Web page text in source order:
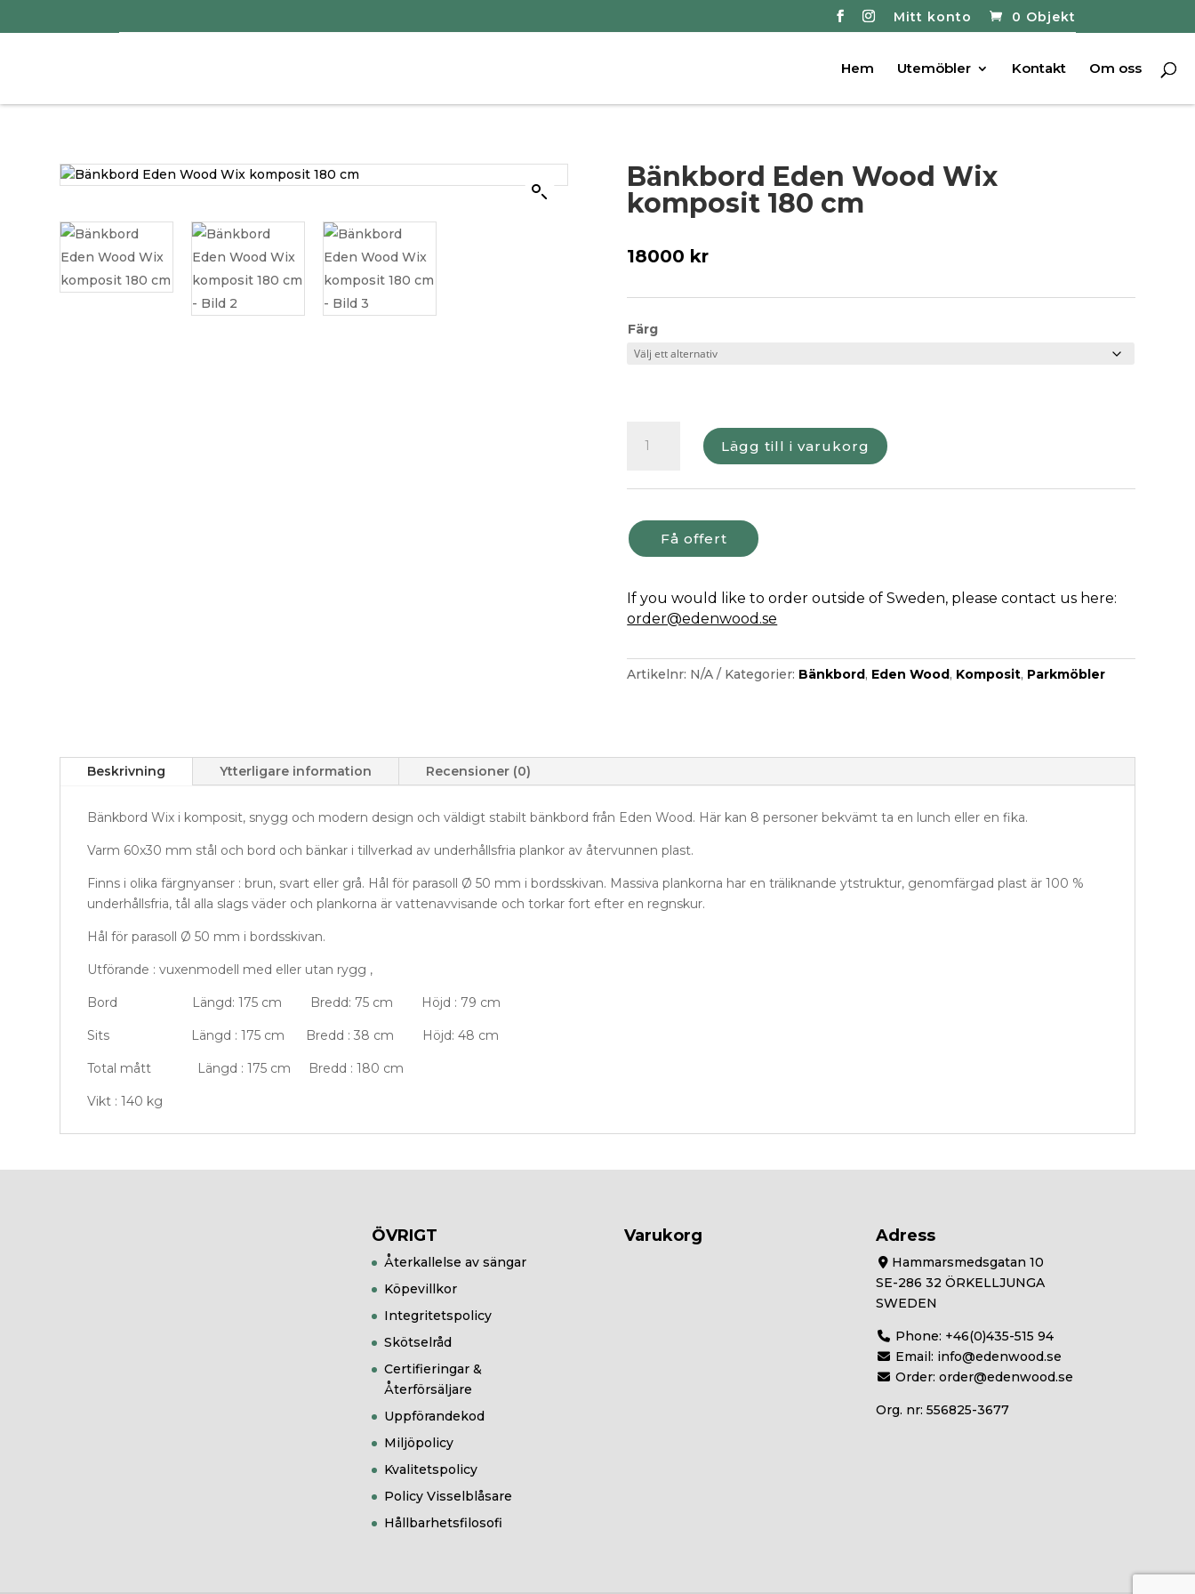
Mitt konto 0 Objekt
Hem Utemöbler Kontakt Om oss
Bänkbord Eden Wood Wix
komposit 180 cm
18000 kr
Färg
Eden
Wix
180
cm
Lägg till i varukorg
Få offert
If you would like to order outside of Sweden, please contact us here:
order@edenwood.se
Artikelnr: N/A Kategorier: Bänkbord , Eden Wood , Komposit, Parkmöbler
Beskrivning Ytterligare information Recensioner (0)
Bänkbord Wix i komposit, snygg och modern design och väldigt stabilt bänkbord från Eden Wood. Här kan 8 personer bekvämt ta en lunch eller en fika.
Varm 60x30 mm stål och bord och bänkar i tillverkad av underhållsfria plankor av återvunnen plast.
Finns i olika färgnyanser : brun, svart eller grå. Hål för parasoll Ø 50 mm i bordsskivan. Massiva plankorna har en träliknande ytstruktur, genomfärgad plast är 100 %
underhållsfria, tål alla slags väder och plankorna är vattenavvisande och torkar fort efter en regnskur.
Hål för parasoll Ø 50 mm i bordsskivan.
Utförande : vuxenmodell med eller utan rygg ,
Bord Längd: 175 cm Bredd: 75 cm Höjd : 79 cm
Sits Längd : 175 cm Bredd : 38 cm Höjd: 48 cm
Total mått Längd : 175 cm Bredd : 180 cm
Vikt : 140 kg
ÖVRIGT
Återkallelse av sängar
Köpevillkor
Integritetspolicy
Skötselråd
Certifieringar &
Återförsäljare
Uppförandekod
Miljöpolicy
Kvalitetspolicy
Policy Visselblåsare
Hållbarhetsfilosofi
Varukorg Adress
Hammarsmedsgatan 10
SE-286 32 ÖRKELLJUNGA
SWEDEN
Phone: +46(0)435-515 94
Email: info@edenwood.se
Order: order@edenwood.se
Org. nr: 556825-3677